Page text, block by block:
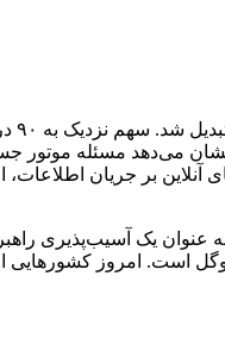
به
می‌دهد مسئله موتور
آنلاین بر جریان
یک آسیب‌پذیری
است. امروز کشورهایی